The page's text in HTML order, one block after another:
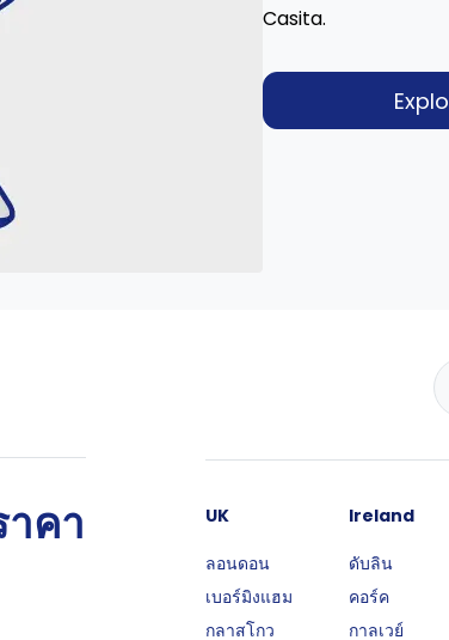
Casita.
คา
UK
ลอนดอน
เบอร์มิงแฮม
กลาสโกว
Ireland
ดับลิน
คอร์ค
กาลเวย์